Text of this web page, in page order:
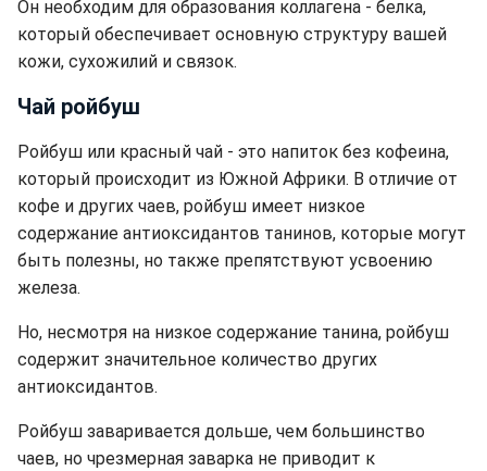
Он необходим для образования коллагена - белка,
который обеспечивает основную структуру вашей
кожи, сухожилий и связок.
Чай ройбуш
Ройбуш или красный чай - это напиток без кофеина,
который происходит из Южной Африки. В отличие от
кофе и других чаев, ройбуш имеет низкое
содержание антиоксидантов танинов, которые могут
быть полезны, но также препятствуют усвоению
железа.
Но, несмотря на низкое содержание танина, ройбуш
содержит значительное количество других
антиоксидантов.
Ройбуш заваривается дольше, чем большинство
чаев, но чрезмерная заварка не приводит к